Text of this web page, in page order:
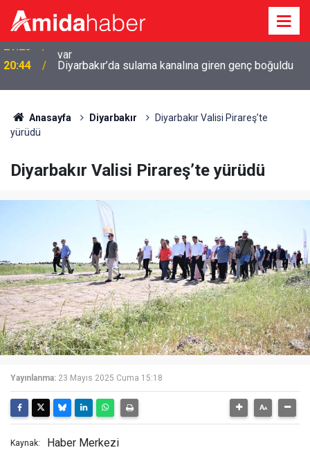
20:44 Diyarbakır’da sulama kanalına giren genç boğuldu
Anasayfa Diyarbakır
Diyarbakır Valisi Pirareş’te
yürüdü
Diyarbakır Valisi Pirareş’te yürüdü
Yayınlanma: 23 Mayıs 2025 Cuma 15:18
Kaynak: Haber Merkezi